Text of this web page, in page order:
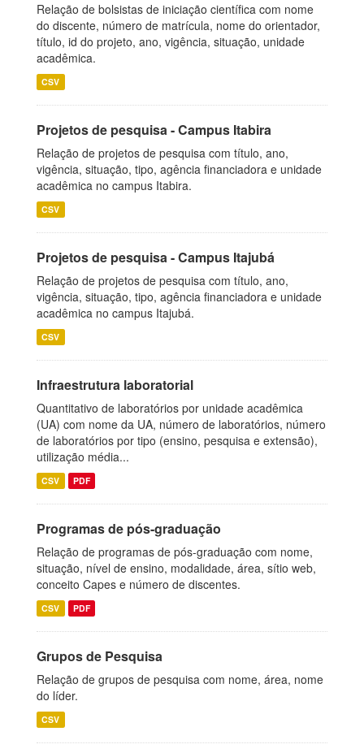
Relação de bolsistas de iniciação científica com nome
do discente, número de matrícula, nome do orientador,
título, id do projeto, ano, vigência, situação, unidade
acadêmica.
CSV
Projetos de pesquisa - Campus Itabira
Relação de projetos de pesquisa com título, ano,
vigência, situação, tipo, agência financiadora e unidade
acadêmica no campus Itabira.
CSV
Projetos de pesquisa - Campus Itajubá
Relação de projetos de pesquisa com título, ano,
vigência, situação, tipo, agência financiadora e unidade
acadêmica no campus Itajubá.
CSV
Infraestrutura laboratorial
Quantitativo de laboratórios por unidade acadêmica
(UA) com nome da UA, número de laboratórios, número
de laboratórios por tipo (ensino, pesquisa e extensão),
utilização média...
CSV PDF
Programas de pós-graduação
Relação de programas de pós-graduação com nome,
situação, nível de ensino, modalidade, área, sítio web,
conceito Capes e número de discentes.
CSV PDF
Grupos de Pesquisa
Relação de grupos de pesquisa com nome, área, nome
do líder.
CSV